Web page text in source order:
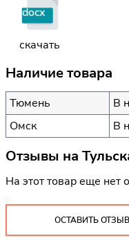
docx
скачать
Наличие товара
Тюмень
В
Омск
В
Отзывы на
На этот товар еще нет
ОСТАВИТЬ ОТЗЫВ